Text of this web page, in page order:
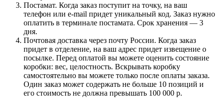
Постамат. Когда заказ поступит на точку, на ваш
телефон или e-mail придет уникальный код. Заказ нужно
оплатить в терминале постамата. Срок хранения — 3
дня.
Почтовая доставка через почту России. Когда заказ
придет в отделение, на ваш адрес придет извещение о
посылке. Перед оплатой вы можете оценить состояние
коробки: вес, целостность. Вскрывать коробку
самостоятельно вы можете только после оплаты заказа.
Один заказ может содержать не больше 10 позиций и
его стоимость не должна превышать 100 000 р.